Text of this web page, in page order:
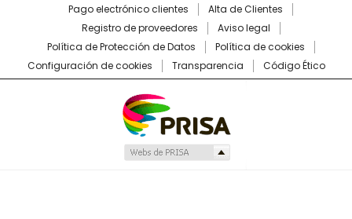
Pago electrónico clientes
Alta de Clientes
Registro de proveedores
Aviso legal
Política de Protección de Datos
Política de cookies
Configuración de cookies
Transparencia Código Ético